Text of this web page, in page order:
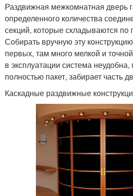
Раздвижная межкомнатная дверь
определенного количества
секций, которые складываются по
Собирать вручную эту
первых, там много мелкой и
в эксплуатации система
полностью пакет, забирает часть
Каскадные раздвижные